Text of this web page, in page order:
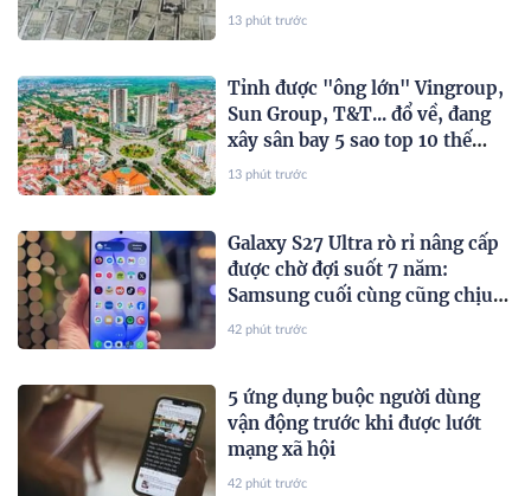
hộ
13 phút trước
Tỉnh được "ông lớn" Vingroup,
Sun Group, T&T... đổ về, đang
xây sân bay 5 sao top 10 thế
giới, sắp đón thêm 48 dự án với
13 phút trước
Galaxy S27 Ultra rò rỉ nâng cấp
được chờ đợi suốt 7 năm:
Samsung cuối cùng cũng chịu
tăng dung lượng pin
42 phút trước
5 ứng dụng buộc người dùng
vận động trước khi được lướt
mạng xã hội
42 phút trước